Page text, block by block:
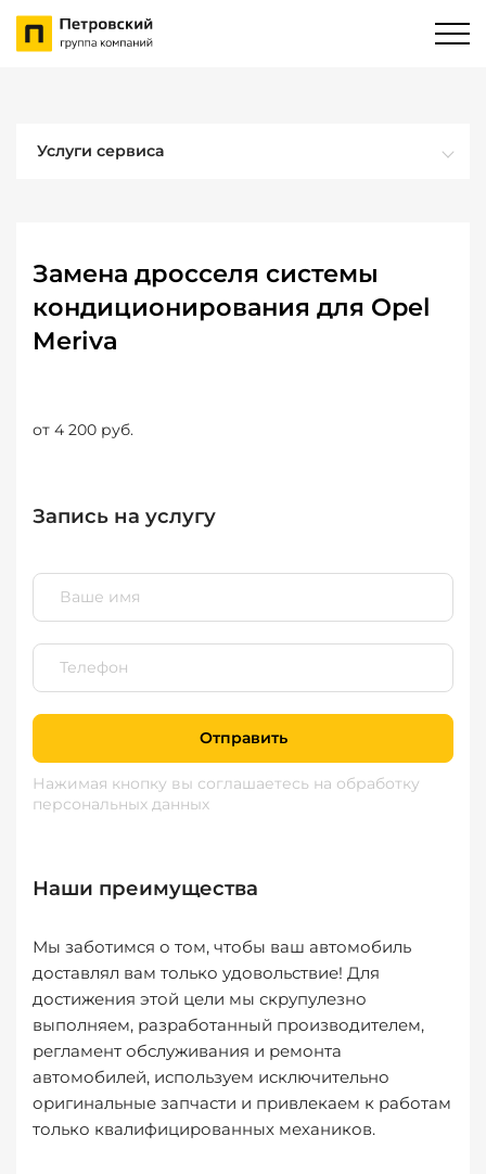
Услуги сервиса
Замена дросселя системы
кондиционирования для Opel
Meriva
от 4 200 руб.
Запись на услугу
Отправить
Нажимая кнопку вы соглашаетесь на обработку
персональных данных
Наши преимущества
Мы заботимся о том, чтобы ваш автомобиль
доставлял вам только удовольствие! Для
достижения этой цели мы скрупулезно
выполняем, разработанный производителем,
регламент обслуживания и ремонта
автомобилей, используем исключительно
оригинальные запчасти и привлекаем к работам
только квалифицированных механиков.